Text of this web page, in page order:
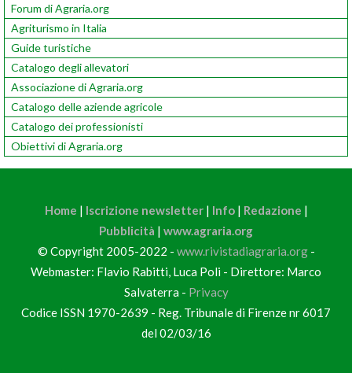
Forum di Agraria.org
Agriturismo in Italia
Guide turistiche
Catalogo degli allevatori
Associazione di Agraria.org
Catalogo delle aziende agricole
Catalogo dei professionisti
Obiettivi di Agraria.org
Home | Iscrizione newsletter| Info| Redazione |
Pubblicità | www.agraria.org
© Copyright 2005-2022 - www.rivistadiagraria.org-
Webmaster: Flavio Rabitti, Luca Poli - Direttore: Marco
Salvaterra - Privacy
Codice ISSN 1970-2639 - Reg. Tribunale di Firenze nr 6017
del 02/03/16